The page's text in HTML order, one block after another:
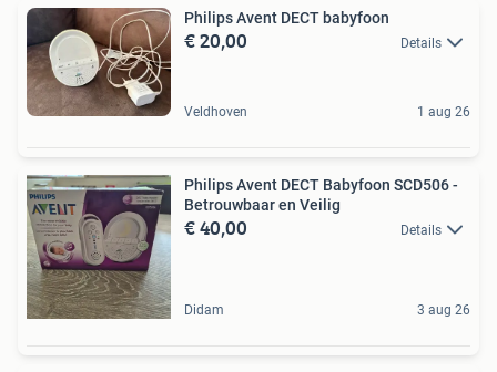
Philips Avent DECT babyfoon
€ 20,00 Details
Veldhoven 1 aug 26
Philips Avent DECT Babyfoon SCD506 -
Betrouwbaar en Veilig
€ 40,00 Details
Didam 3 aug 26